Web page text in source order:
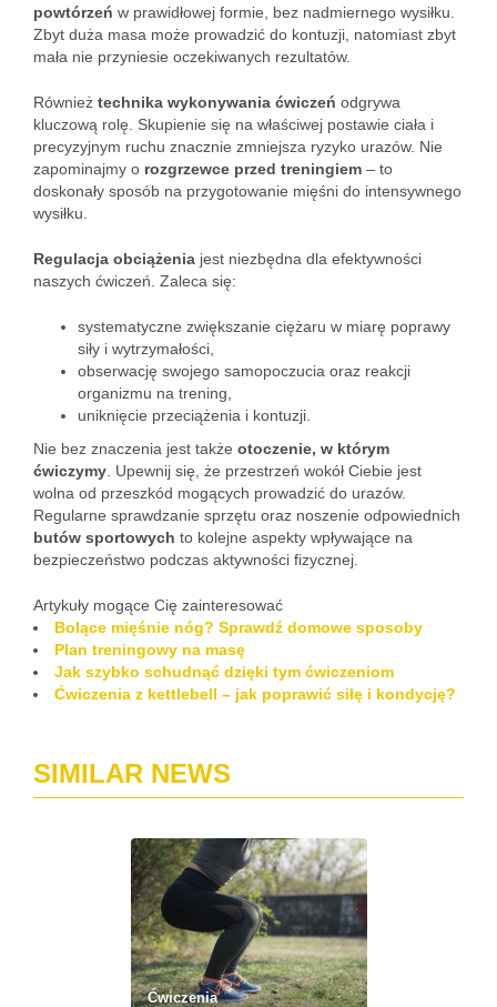
powtórzeń w prawidłowej formie, bez nadmiernego wysiłku.
Zbyt duża masa może prowadzić do kontuzji, natomiast zbyt
mała nie przyniesie oczekiwanych rezultatów.
Również technika wykonywania ćwiczeń odgrywa
kluczową rolę. Skupienie się na właściwej postawie ciała i
precyzyjnym ruchu znacznie zmniejsza ryzyko urazów. Nie
zapominajmy o rozgrzewce przed treningiem – to
doskonały sposób na przygotowanie mięśni do intensywnego
wysiłku.
Regulacja obciążenia jest niezbędna dla efektywności
naszych ćwiczeń. Zaleca się:
systematyczne zwiększanie ciężaru w miarę poprawy
siły i wytrzymałości,
obserwację swojego samopoczucia oraz reakcji
organizmu na trening,
uniknięcie przeciążenia i kontuzji.
Nie bez znaczenia jest także otoczenie, w którym
ćwiczymy . Upewnij się, że przestrzeń wokół Ciebie jest
wolna od przeszkód mogących prowadzić do urazów.
Regularne sprawdzanie sprzętu oraz noszenie odpowiednich
butów sportowych to kolejne aspekty wpływające na
bezpieczeństwo podczas aktywności fizycznej.
Artykuły mogące Cię zainteresować
Bolące mięśnie nóg? Sprawdź domowe sposoby
Plan treningowy na masę
Jak szybko schudnąć dzięki tym ćwiczeniom
Ćwiczenia z kettlebell – jak poprawić siłę i kondycję?
SIMILAR NEWS
Ćwiczenia